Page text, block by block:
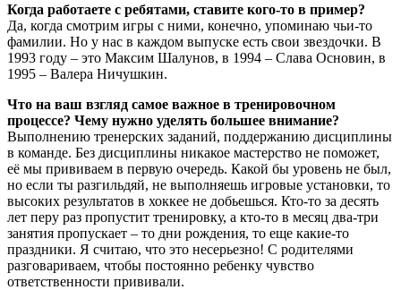
Когда работаете с ребятами, ставите кого-то в пример?
Да, когда смотрим игры с ними, конечно, упоминаю чьи-то
фамилии. Но у нас в каждом выпуске есть свои звездочки. В
1993 году – это Максим Шалунов, в 1994 – Слава Основин, в
1995 – Валера Ничушкин.
Что на ваш взгляд самое важное в тренировочном
процессе? Чему нужно уделять большее внимание?
Выполнению тренерских заданий, поддержанию дисциплины
в команде. Без дисциплины никакое мастерство не поможет,
её мы прививаем в первую очередь. Какой бы уровень не был,
но если ты разгильдяй, не выполняешь игровые установки, то
высоких результатов в хоккее не добьешься. Кто-то за десять
лет перу раз пропустит тренировку, а кто-то в месяц два-три
занятия пропускает – то дни рождения, то еще какие-то
праздники. Я считаю, что это несерьезно! С родителями
разговариваем, чтобы постоянно ребенку чувство
ответственности прививали.